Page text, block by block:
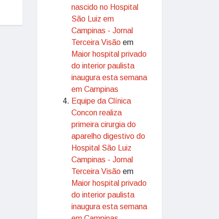
nascido no Hospital
São Luiz em
Campinas - Jornal
Terceira Visão em
Maior hospital privado
do interior paulista
inaugura esta semana
em Campinas
Equipe da Clínica
Concon realiza
primeira cirurgia do
aparelho digestivo do
Hospital São Luiz
Campinas - Jornal
Terceira Visão em
Maior hospital privado
do interior paulista
inaugura esta semana